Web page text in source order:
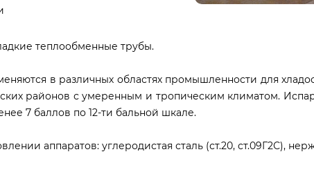
теплообменные трубы.
в различных областях промышленности для
районов с умеренным и тропическим климатом.
7 баллов по 12-ти бальной шкале.
аппаратов: углеродистая сталь (ст.20, ст.09Г2С),